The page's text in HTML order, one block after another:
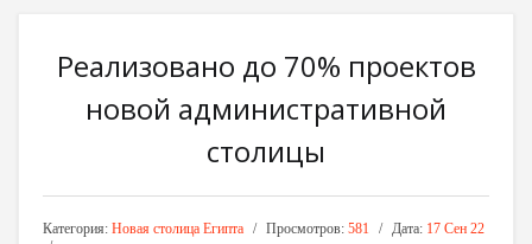
Реализовано до 70% проектов
новой административной
столицы
Категория: Новая столица Египта Просмотров: 581 Дата: 17 Сен 22